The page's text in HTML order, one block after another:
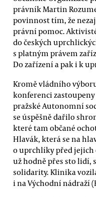
právník Martin
povinnost tím, že
právní pomoc.
do českých
s platným právem
Do zařízení a pak i k
Kromě vládního
konferenci
pražské Autonomní
se úspěšně dařilo
které tam občané
Hlavák, která se na
o uprchlíky před jejich
už hodně přes sto lidí,
solidarity. Klinika
i na Východní nádraží